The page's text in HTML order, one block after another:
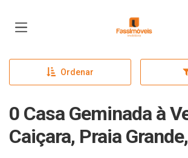
Página inicial
Ordenar
0 Casa Geminada à
Caiçara, Praia